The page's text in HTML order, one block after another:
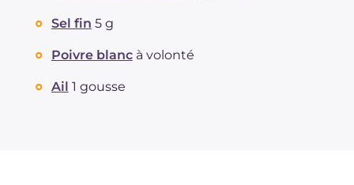
Sel fin 5 g
Poivre blanc à volonté
Ail 1 gousse